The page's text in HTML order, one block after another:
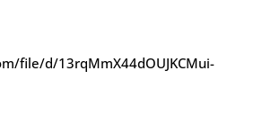
file/d/13rqMmX44dOUJKCMui-